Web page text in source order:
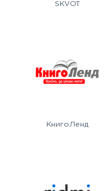
SKVOT
КнигоЛенд